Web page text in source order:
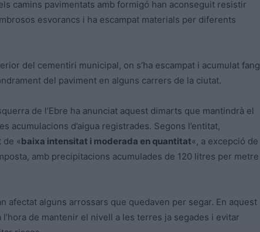
camins pavimentats amb formigó han aconseguit resistir
esvorancs i ha escampat materials per diferents
del cementiri municipal, on s’ha escampat i acumulat fang
del paviment en alguns carrers de la ciutat.
de l’Ebre ha anunciat aquest dimarts que mantindrà el
acumulacions d’aigua registrades. Segons l’entitat,
de «baixa intensitat i moderada en quantitat«, a excepció de
amb precipitacions acumulades de 120 litres per metre
afectat alguns arrossars que quedaven per segar. En aquest
de mantenir el nivell a les terres ja segades i evitar